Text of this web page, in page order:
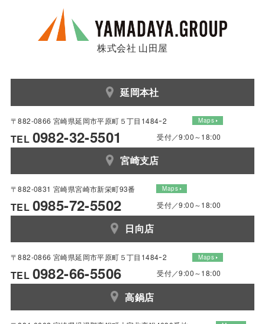
株式会社 山田屋
延岡本社
〒882-0866 宮崎県延岡市平原町５丁目1484ｰ2 Maps
TEL 0982-32-5501 受付／9:00～18:00
宮崎支店
〒882-0831 宮崎県宮崎市新栄町93番 Maps
TEL 0985-72-5502 受付／9:00～18:00
日向店
〒882-0866 宮崎県延岡市平原町５丁目1484ｰ2 Maps
TEL 0982-66-5506 受付／9:00～18:00
高鍋店